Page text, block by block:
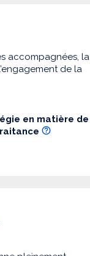
accompagnées, la
de la
en matière de